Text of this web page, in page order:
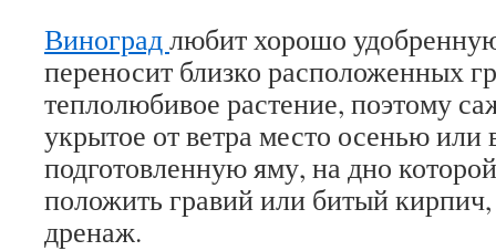
Виноградлюбит хорошо
переносит близко расположенных
теплолюбивое растение, поэтому
укрытое от ветра место осенью или
подготовленную яму, на дно
положить гравий или битый кирпич,
дренаж.